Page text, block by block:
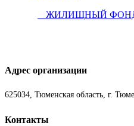
ЖИЛИЩНЫЙ
Адрес организации
625034, Тюменская область, г.
Контакты